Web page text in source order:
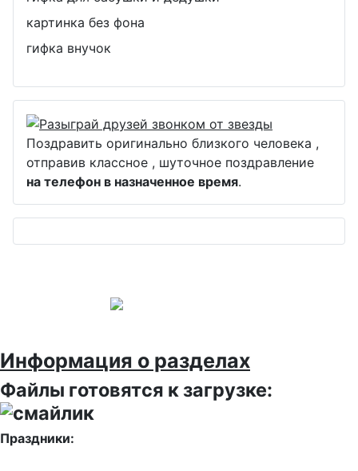
картинка без фона
гифка внучок
Поздравить оригинально близкого человека ,
отправив классное , шуточное поздравление
на телефон в назначенное время.
Информация о разделах
Файлы готовятся к загрузке:
Праздники: